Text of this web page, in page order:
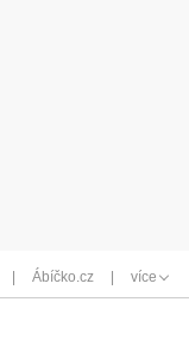
Ábíčko.cz více